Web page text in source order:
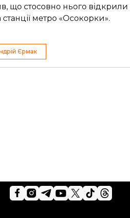
що стосовно нього відкрили
метро «Осокорки».
Єрмак